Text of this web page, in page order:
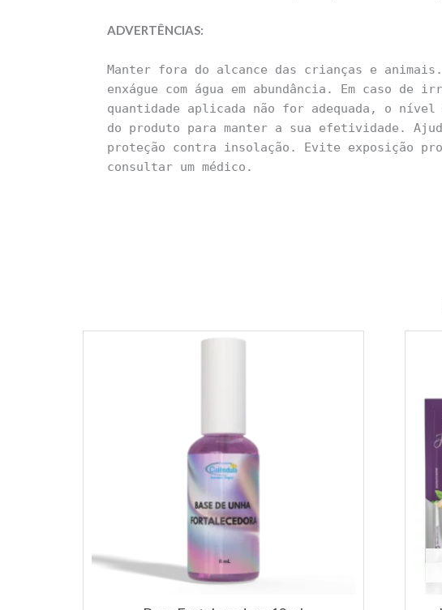
ADVERTÊNCIAS:
Manter fora do alcance das crianças e
enxágue com água em abundância. Em caso
quantidade aplicada não for adequada, o
do produto para manter a sua efetividade.
proteção contra insolação. Evite exposição
consultar um médico.